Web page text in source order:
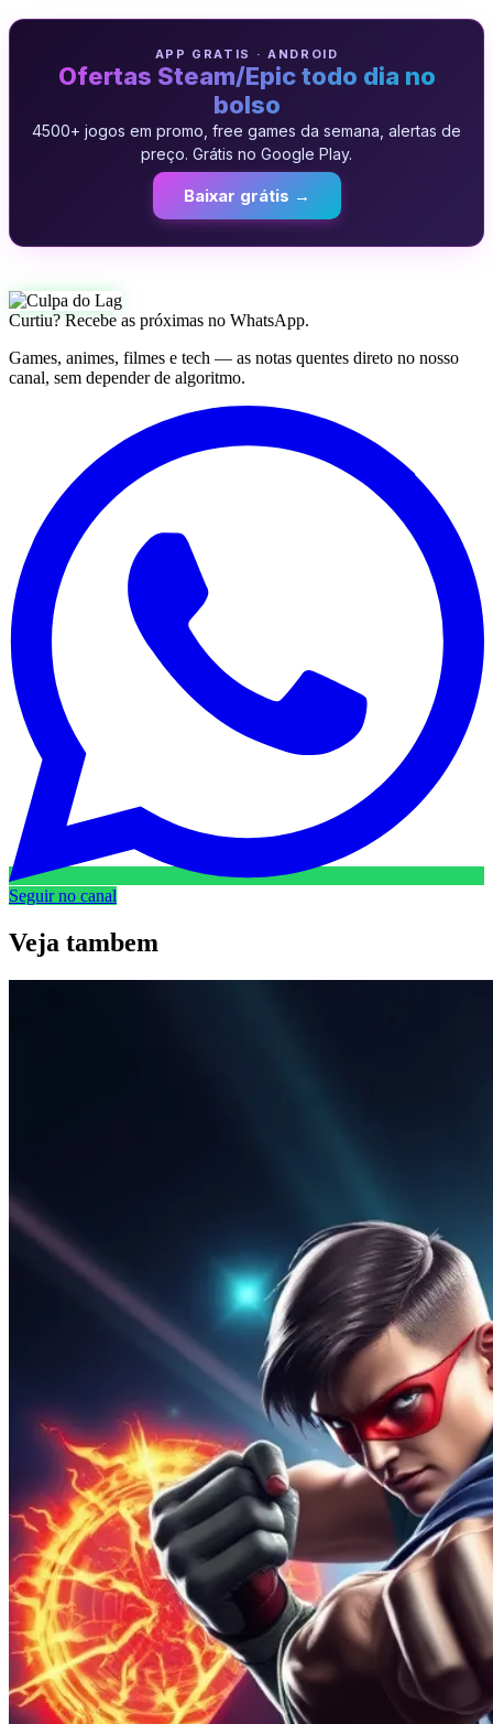
APP GRATIS · ANDROID
Ofertas Steam/Epic todo dia no
bolso
4500+ jogos em promo, free games da semana, alertas de
preço. Grátis no Google Play.
Baixar grátis →
Curtiu? Recebe as próximas no WhatsApp.
Games, animes, filmes e tech — as notas quentes direto no nosso
canal, sem depender de algoritmo.
Seguir no canal
Veja tambem